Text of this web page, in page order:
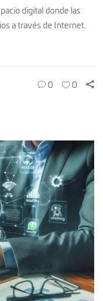
digital donde las
a través de Internet.
0 0